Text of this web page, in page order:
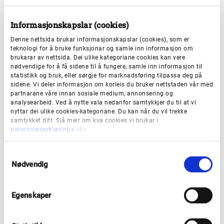
Informasjonskapslar (cookies)
Denne nettsida brukar informasjonskapslar (cookies), som er
teknologi for å bruke funksjonar og samle inn informasjon om
brukarar av nettsida. Dei ulike kategoriane cookies kan vere
nødvendige for å få sidene til å fungere, samle inn informasjon til
statistikk og bruk, eller sørgje for marknadsføring tilpassa deg på
sidene. Vi deler informasjon om korleis du bruker nettstaden vår med
partnarane våre innan sosiale medium, annonsering og
analysearbeid. Ved å nytte vala nedanfor samtykkjer du til at vi
nyttar dei ulike cookies-kategoriane. Du kan når du vil trekke
samtykket ditt. Sjå meir om kva cookies vi brukar i
personvernerklæringa vår.
Nødvendig
Egenskaper
Rammevilkåra stiller stadig sterkare krav til
samordning og effektiv drift. Vi legg til grunn at
tilbodet som er best for Sunnfjordregionen, og som
samla sett gir eit best mogleg og effektivt
næringshagetilbod i Vestland og nyttar dei avgrensa
ressursane på ein best mogleg måte.
Korleis blir søknadane vurdert?